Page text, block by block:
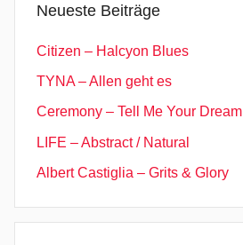
Neueste Beiträge
Citizen – Halcyon Blues
TYNA – Allen geht es
Ceremony – Tell Me Your Dream
LIFE – Abstract / Natural
Albert Castiglia – Grits & Glory